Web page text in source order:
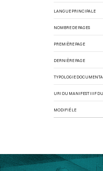
LANGUE PRINCIPALE
NOMBRE DE PAGES
PREMIÈRE PAGE
DERNIÈRE PAGE
TYPOLOGIE
URI DU MANIFEST IIIF
MODIFIÉ LE